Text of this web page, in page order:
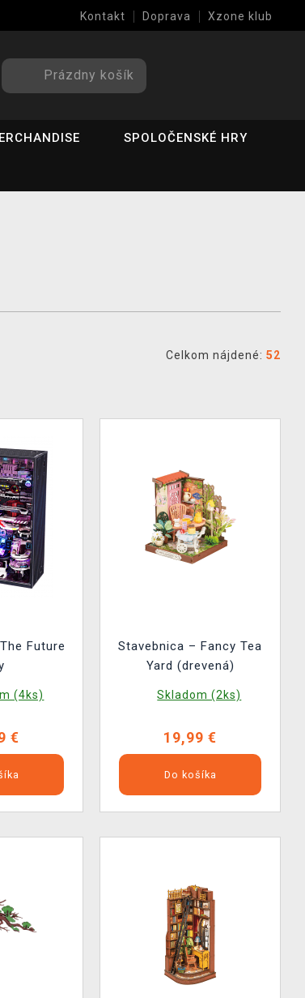
Kontakt Doprava Xzone klub
Prázdny košík
SPOLOČENSKÉ HRY
Celkom nájdené: 52
Future
(4ks)
€
Stavebnica – Fancy Tea
Yard (drevená)
Skladom (2ks)
19,99 €
Do košíka